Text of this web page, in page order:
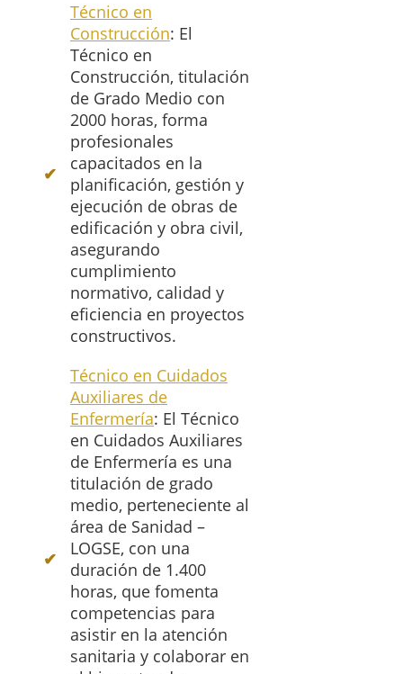
Técnico en
Construcción: El
Técnico en
Construcción, titulación
de Grado Medio con
2000 horas, forma
profesionales
capacitados en la
planificación, gestión y
ejecución de obras de
edificación y obra civil,
asegurando
cumplimiento
normativo, calidad y
eficiencia en proyectos
constructivos.
Técnico en Cuidados
Auxiliares de
Enfermería: El Técnico
en Cuidados Auxiliares
de Enfermería es una
titulación de grado
medio, perteneciente al
área de Sanidad –
LOGSE, con una
duración de 1.400
horas, que fomenta
competencias para
asistir en la atención
sanitaria y colaborar en